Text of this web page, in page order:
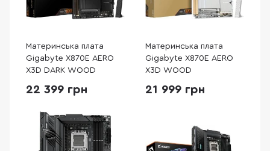
Материнська плата
Gigabyte X870E AERO
X3D DARK WOOD
22 399 грн
Материнська плата
Gigabyte X870E AERO
X3D WOOD
21 999 грн